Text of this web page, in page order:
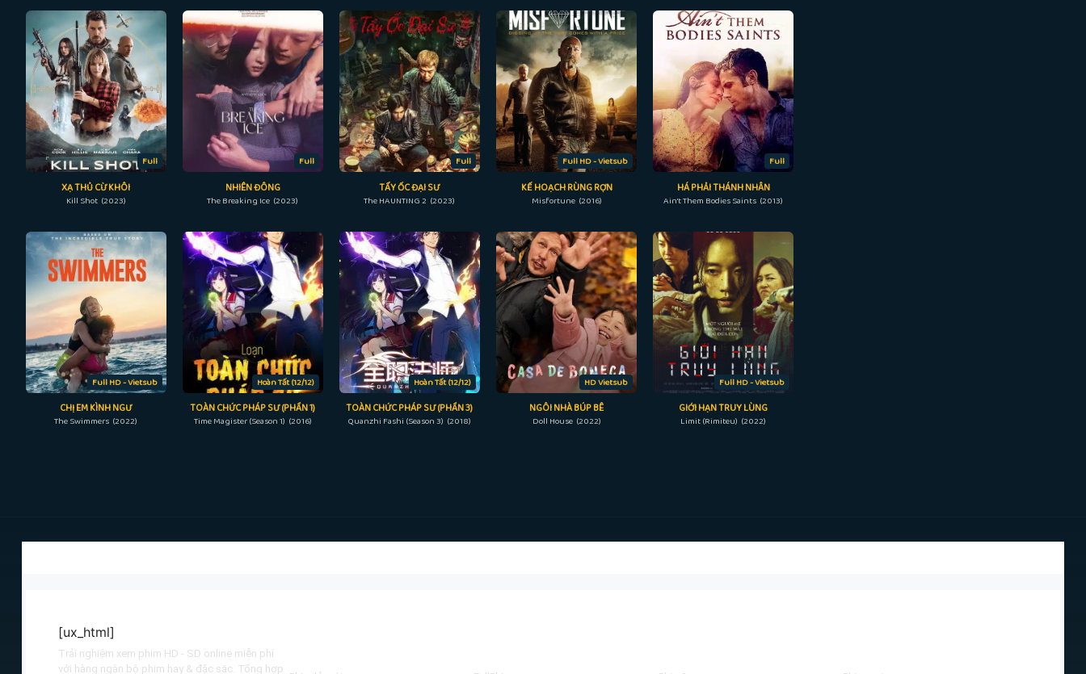
Full
XẠ THỦ CỪ KHÔI
Kill Shot (2023)
Full
NHIÊN ĐÔNG
The Breaking Ice (2023)
Full
TẨY ỐC ĐẠI SƯ
The HAUNTING 2 (2023)
Full HD - Vietsub
KẾ HOẠCH RÙNG RỢN
Misfortune (2016)
Full
HÁ PHẢI THÁNH NHÂN
Ain't Them Bodies Saints (2013)
Full HD - Vietsub
CHỊ EM KÌNH NGƯ
The Swimmers (2022)
Hoàn Tất (12/12)
TOÀN CHỨC PHÁP SƯ (PHẦN 1)
Time Magister (Season 1) (2016)
Hoàn Tất (12/12)
TOÀN CHỨC PHÁP SƯ (PHẦN 3)
Quanzhi Fashi (Season 3) (2018)
HD Vietsub
NGÔI NHÀ BÚP BÊ
Doll House (2022)
Full HD - Vietsub
GIỚI HẠN TRUY LÙNG
Limit (Rimiteu) (2022)